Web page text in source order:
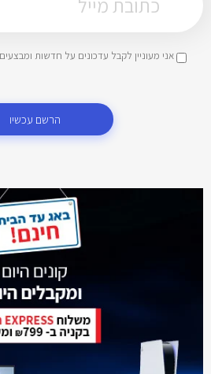
אני מעוניין לקבל עדכונים על חדשות
הרשם עכשיו